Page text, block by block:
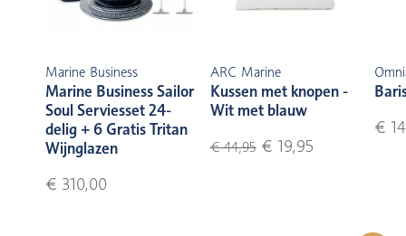
Marine Business
Marine Business Sailor
Soul Serviesset 24-
delig + 6 Gratis Tritan
Wijnglazen
€ 310,00
ARC Marine
Kussen met knopen -
Wit met blauw
€ 44,95€ 19,95
€